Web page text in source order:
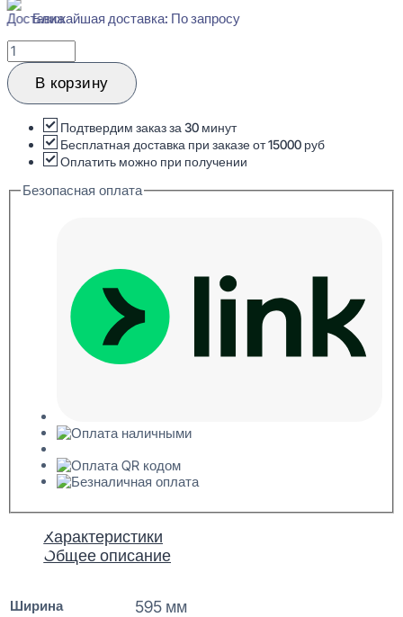
Ближайшая доставка: По запросу
Количество
товара
Cosca
Decor
Скаччо
Дуб
Потолочная
ХДФ
В корзину
Подтвердим заказ за 30 минут
Бесплатная доставка при заказе от 15000 руб
Оплатить можно при получении
Безопасная оплата
Характеристики
Общее описание
Ширина 595 мм